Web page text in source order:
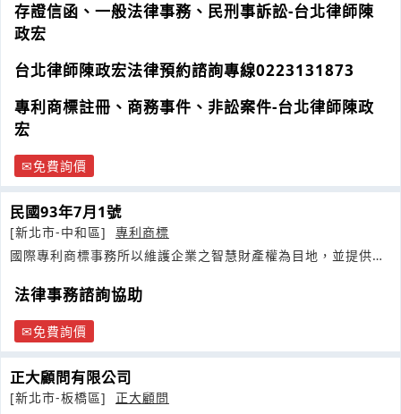
存證信函、一般法律事務、民刑事訴訟-台北律師陳
政宏
台北律師陳政宏法律預約諮詢專線0223131873
專利商標註冊、商務事件、非訟案件-台北律師陳政
宏
免費詢價
民國93年7月1號
[新北市-中和區]
專利商標
國際專利商標事務所以維護企業之智慧財產權為目地，並提供個
法律事務諮詢協助
免費詢價
正大顧問有限公司
[新北市-板橋區]
正大顧問